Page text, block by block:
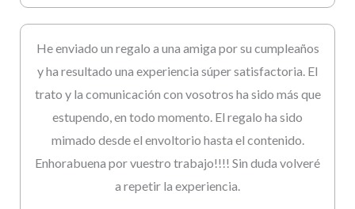
He enviado un regalo a una amiga por su cumpleaños
y ha resultado una experiencia súper satisfactoria. El
trato y la comunicación con vosotros ha sido más que
estupendo, en todo momento. El regalo ha sido
mimado desde el envoltorio hasta el contenido.
Enhorabuena por vuestro trabajo!!!! Sin duda volveré
a repetir la experiencia.